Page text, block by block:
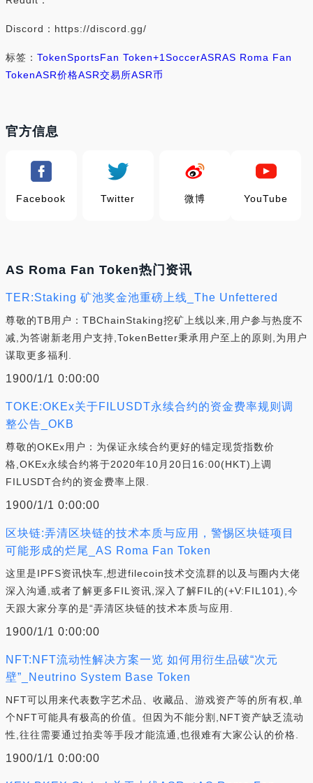
Discord：https://discord.gg/
标签： TokenSportsFan Token+1 SoccerASRAS Roma Fan
TokenASR价格ASR交易所ASR币
官方信息
Facebook Twitter 微博 YouTube
AS Roma Fan Token热门资讯
TER:Staking 矿池奖金池重磅上线_The Unfettered
尊敬的TB用户：TBChainStaking挖矿上线以来,用户参与热度不
减,为答谢新老用户支持,TokenBetter秉承用户至上的原则,为用户
谋取更多福利.
1900/1/1 0:00:00
TOKE:OKEx关于FILUSDT永续合约的资金费率规则调
整公告_OKB
尊敬的OKEx用户：为保证永续合约更好的锚定现货指数价
格,OKEx永续合约将于2020年10月20日16:00(HKT)上调
FILUSDT合约的资金费率上限.
1900/1/1 0:00:00
区块链:弄清区块链的技术本质与应用，警惕区块链项目
可能形成的烂尾_AS Roma Fan Token
这里是IPFS资讯快车,想进filecoin技术交流群的以及与圈内大佬
深入沟通,或者了解更多FIL资讯,深入了解FIL的(+V:FIL101),今
天跟大家分享的是“弄清区块链的技术本质与应用.
1900/1/1 0:00:00
NFT:NFT流动性解决方案一览 如何用衍生品破“次元
壁”_Neutrino System Base Token
NFT可以用来代表数字艺术品、收藏品、游戏资产等的所有权,单
个NFT可能具有极高的价值。但因为不能分割,NFT资产缺乏流动
性,往往需要通过拍卖等手段才能流通,也很难有大家公认的价格.
1900/1/1 0:00:00